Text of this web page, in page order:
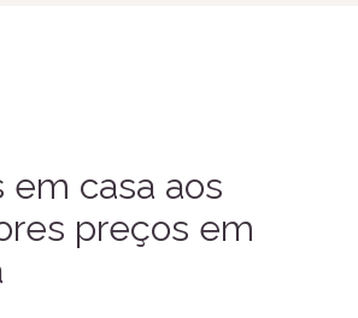
em casa aos
preços em